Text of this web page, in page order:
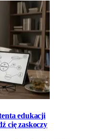
edukacji
cię zaskoczy